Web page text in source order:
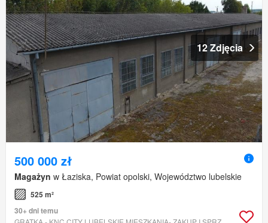
12 Zdjęcia
500 000 zł
Magażyn w Łaziska, Powiat opolski, Województwo lubelskie
525 m²
30+ dni temu